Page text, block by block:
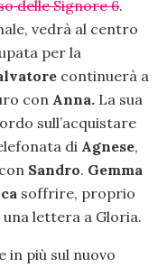
delle Signore 6.
vedrà al centro
per la
continuerà a
con Anna. La sua
sull’acquistare
di Agnese,
Sandro. Gemma
soffrire, proprio
lettera a Gloria.
in più sul nuovo